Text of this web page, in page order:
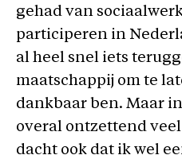
gehad van
participeren in
al heel snel iets
maatschappij om te
dankbaar ben. Maar
overal ontzettend
dacht ook dat ik wel